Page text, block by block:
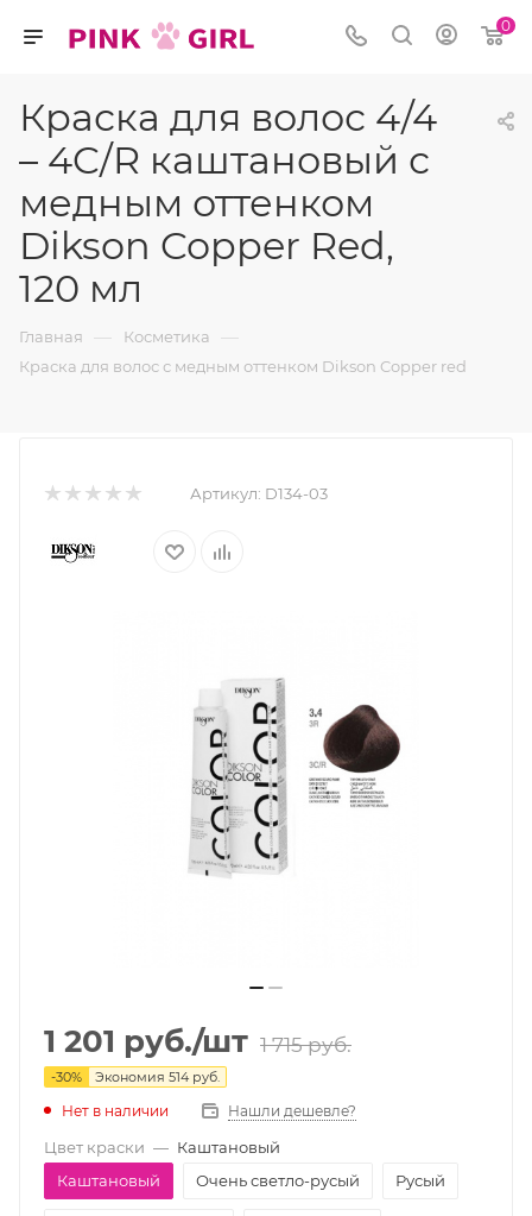
0
Краска для волос 4/4
– 4C/R каштановый с
медным оттенком
Dikson Copper Red,
120 мл
Главная — Косметика —
Краска для волос с медным оттенком Dikson Copper red
Артикул: D134-03
1 201 руб./шт 1 715руб.
-30% Экономия 514 руб.
Нет в наличии Нашли дешевле?
Цвет краски — Каштановый
Каштановый
Очень светло-русый Русый